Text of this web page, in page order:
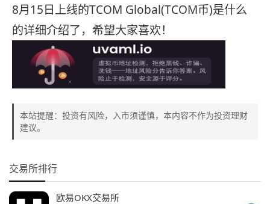
8月15日上线的TCOM Global(TCOM币)是什么
的详细介绍了，希望大家喜欢！
本站提醒：投资有风险，入市须谨慎，本内容不作为投资理财
建议。
交易所排行
欧易OKX交易所